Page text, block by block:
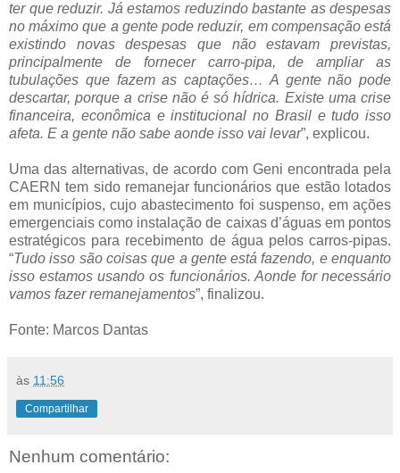
ter que reduzir. Já estamos reduzindo bastante as despesas
no máximo que a gente pode reduzir, em compensação está
existindo novas despesas que não estavam previstas,
principalmente de fornecer carro-pipa, de ampliar as
tubulações que fazem as captações… A gente não pode
descartar, porque a crise não é só hídrica. Existe uma crise
financeira, econômica e institucional no Brasil e tudo isso
afeta. E a gente não sabe aonde isso vai levar”, explicou.
Uma das alternativas, de acordo com Geni encontrada pela
CAERN tem sido remanejar funcionários que estão lotados
em municípios, cujo abastecimento foi suspenso, em ações
emergenciais como instalação de caixas d’águas em pontos
estratégicos para recebimento de água pelos carros-pipas.
“Tudo isso são coisas que a gente está fazendo, e enquanto
isso estamos usando os funcionários. Aonde for necessário
vamos fazer remanejamentos”, finalizou.
Fonte: Marcos Dantas
às 11:56
Compartilhar
Nenhum comentário: